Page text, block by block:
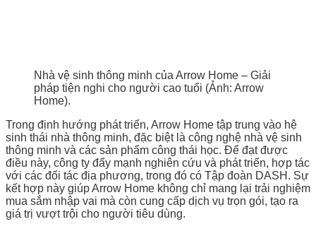
Nhà vệ sinh thông minh của Arrow Home – Giải
pháp tiện nghi cho người cao tuổi (Ảnh: Arrow
Home).
Trong định hướng phát triển, Arrow Home tập trung vào hệ
sinh thái nhà thông minh, đặc biệt là công nghệ nhà vệ sinh
thông minh và các sản phẩm công thái học. Để đạt được
điều này, công ty đẩy mạnh nghiên cứu và phát triển, hợp tác
với các đối tác địa phương, trong đó có Tập đoàn DASH. Sự
kết hợp này giúp Arrow Home không chỉ mang lại trải nghiệm
mua sắm nhập vai mà còn cung cấp dịch vụ trọn gói, tạo ra
giá trị vượt trội cho người tiêu dùng.